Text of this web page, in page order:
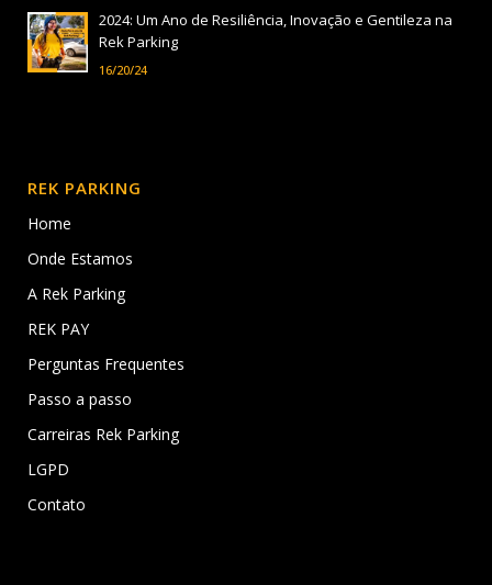
2024: Um Ano de Resiliência, Inovação e Gentileza na
Rek Parking
16/20/24
REK PARKING
Home
Onde Estamos
A Rek Parking
REK PAY
Perguntas Frequentes
Passo a passo
Carreiras Rek Parking
LGPD
Contato